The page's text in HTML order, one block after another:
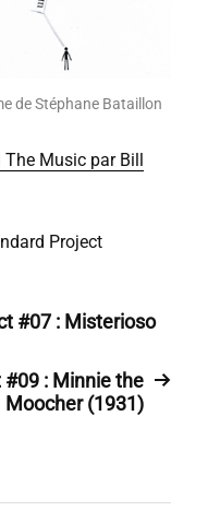
de Stéphane Bataillon
The Music par Bill
Project
#07 : Misterioso
: Minnie the
Moocher (1931)